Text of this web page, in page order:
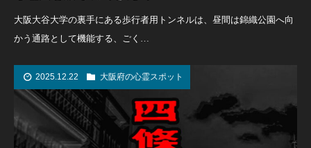
大阪大谷大学の裏手にある歩行者用トンネルは、昼間は錦織公園へ向
かう通路として機能する、ごく…
2025.12.22 大阪府の心霊スポット